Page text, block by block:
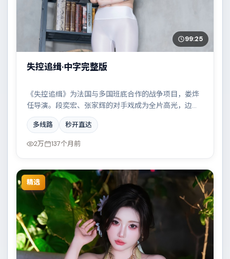
99:25
失控追缉·中字完整版
《失控追缉》为法国与多国班底合作的战争项目，娄烨
任导演。段奕宏、张家辉的对手戏成为全片高光，边境
线上的对峙与谈判扣人心弦。配乐与摄影风格统一，具
备院线质感。
多线路 秒开直达
2万 137个月前
精选